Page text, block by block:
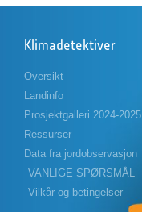
Klimadetektiver
Oversikt
Landinfo
Prosjektgalleri 2024-2025
Ressurser
Data fra jordobservasjon
VANLIGE SPØRSMÅL
Vilkår og betingelser